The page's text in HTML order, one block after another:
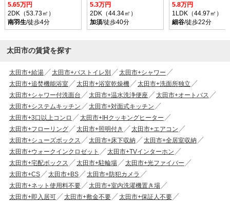
5.65万円
2DK（53.73㎡）
南羽生/徒歩4分
5.3万円
2DK（44.34㎡）
加須/徒歩40分
5.8万円
1LDK（44.97㎡）
細谷/徒歩22分
太田市の賃貸を探す
太田市+給湯 太田市+バストイレ別
太田市+シャワー
太田市+追焚機能浴室
太田市+浴室乾燥機
太田市+洗面所独立
太田市+シャワー付洗面台
太田市+温水洗浄便座
太田市+オートバス
太田市+システムキッチン
太田市+対面式キッチン
太田市+3口以上コンロ
太田市+IHクッキングヒーター
太田市+フローリング
太田市+照明付き
太田市+エアコン
太田市+シューズボックス
太田市+床下収納
太田市+全居室収納
太田市+ウォークインクロゼット
太田市+TVインターホン
太田市+宅配ボックス
太田市+駐輪場
太田市+光ファイバー
太田市+CS
太田市+BS
太田市+防犯カメラ
太田市+ネット使用料不要
太田市+室内洗濯機置き場
太田市+即入居可
太田市+敷金不要
太田市+保証人不要